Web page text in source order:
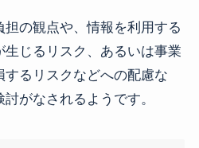
の観点や、情報を利用する
じるリスク、あるいは事業
るリスクなどへの配慮な
がなされるようです。